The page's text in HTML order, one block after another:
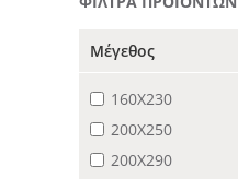
Μέγεθος
160X230
200X250
200X290